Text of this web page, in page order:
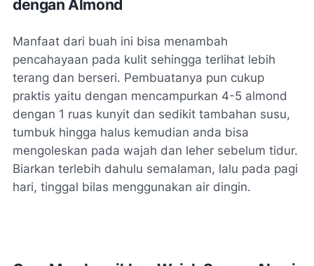
dengan Almond
Manfaat dari buah ini bisa menambah
pencahayaan pada kulit sehingga terlihat lebih
terang dan berseri. Pembuatanya pun cukup
praktis yaitu dengan mencampurkan 4-5 almond
dengan 1 ruas kunyit dan sedikit tambahan susu,
tumbuk hingga halus kemudian anda bisa
mengoleskan pada wajah dan leher sebelum tidur.
Biarkan terlebih dahulu semalaman, lalu pada pagi
hari, tinggal bilas menggunakan air dingin.